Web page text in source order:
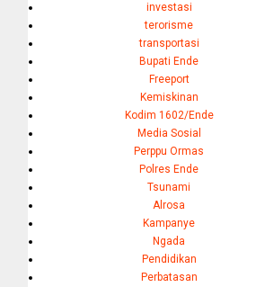
investasi
terorisme
transportasi
Bupati Ende
Freeport
Kemiskinan
Kodim 1602/Ende
Media Sosial
Perppu Ormas
Polres Ende
Tsunami
Alrosa
Kampanye
Ngada
Pendidikan
Perbatasan